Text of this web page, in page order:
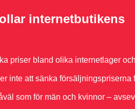
internetbutikens
priser bland olika internetlager
inte att sänka försäljningspriserna
som för män och kvinnor –